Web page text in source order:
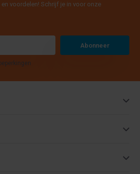
voordelen! Schrijf je in voor onze
Abonneer